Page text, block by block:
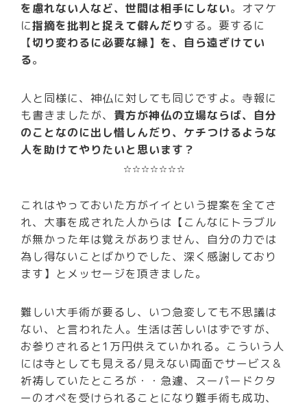
を慮れない人など、世間は相手にしない。オマケ
に指摘を批判と捉えて僻んだりする。要するに
【切り変わるに必要な縁】を、自ら遠ざけてい
る。
人と同様に、神仏に対しても同じですよ。寺報に
も書きましたが、 貴方が神仏の立場ならば、自分
のことなのに出し惜しんだり、ケチつけるような
人を助けてやりたいと思います？
☆☆☆☆☆☆☆
これはやっておいた方がイイという提案を全てさ
れ、大事を成された人からは【こんなにトラブル
が無かった年は覚えがありません、自分の力では
為し得ないことばかりでした、深く感謝しており
ます】とメッセージを頂きました。
難しい大手術が要るし、いつ急変しても不思議は
ない、と言われた人。生活は苦しいはずですが、
お参りされると1万円供えていかれる。こういう人
には寺としても見える/見えない両面でサービス＆
祈祷していたところが・・急遽、スーパードクタ
ーのオペを受けられることになり難手術も成功、